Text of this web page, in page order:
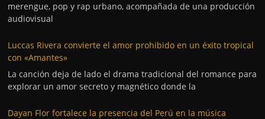
merengue, pop y rap urbano, acompañada de una producción
audiovisual
Luccas Rivera convierte el amor prohibido en un éxito tropical
con «Amantes»
La canción deja de lado el drama tradicional del romance para
explorar un amor secreto y magnético donde la
Dayan Flor fortalece la presencia del Perú en la música